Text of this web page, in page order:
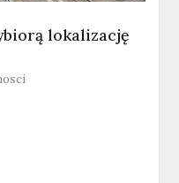
lokalizację